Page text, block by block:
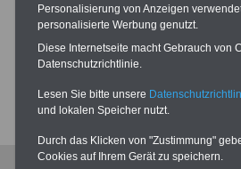
Gehaltsfortzahlung im
öffentlichen Dienst
Neu aufgelegt: Oktober
Personalisierung von Anzeigen
personalisierte Werbung genutzt.
Diese Internetseite macht Gebrauch von
Datenschutzrichtlinie.
Lesen Sie bitte unsere
und lokalen Speicher nutzt.
Durch das Klicken von "Zustimmung"
Cookies auf Ihrem Gerät zu speichern.